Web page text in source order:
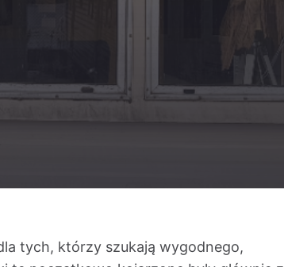
tych, którzy szukają wygodnego,